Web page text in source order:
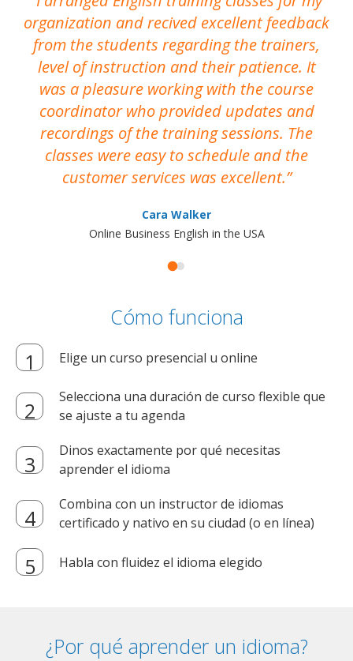
organization and recived excellent feedback
from the students regarding the trainers,
level of instruction and their patience. It
was a pleasure working with the course
coordinator who provided updates and
recordings of the training sessions. The
classes were easy to schedule and the
customer services was excellent.
Cara Walker
Online Business English in the USA
Cómo funciona
Elige un curso presencial u online
Selecciona una duración de curso flexible que
se ajuste a tu agenda
Dinos exactamente por qué necesitas
aprender el idioma
Combina con un instructor de idiomas
certificado y nativo en su ciudad (o en línea)
Habla con fluidez el idioma elegido
¿Por qué aprender un idioma?